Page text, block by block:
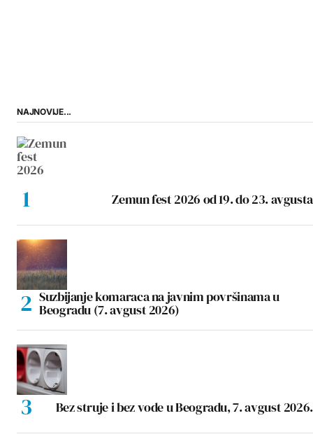
NAJNOVIJE...
Zemun fest 2026 od 19. do 23. avgusta
Suzbijanje komaraca na javnim površinama u
Beogradu (7. avgust 2026)
Bez struje i bez vode u Beogradu, 7. avgust 2026.